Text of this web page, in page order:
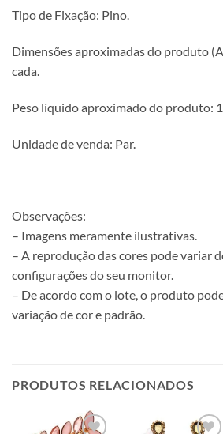
Tipo de Fixação: Pino.
Dimensões aproximadas do produto (A
cada.
Peso líquido aproximado do produto:
Unidade de venda: Par.
Observações:
– Imagens meramente ilustrativas.
– A reprodução das cores pode variar
configurações do seu monitor.
– De acordo com o lote, o produto
variação de cor e padrão.
PRODUTOS RELACIONADOS